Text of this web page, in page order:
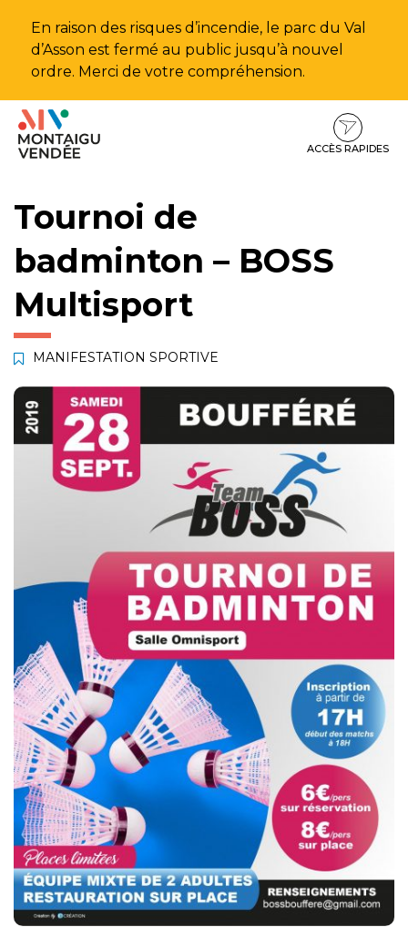
En raison des risques d’incendie, le parc du Val
d’Asson est fermé au public jusqu’à nouvel
ordre. Merci de votre compréhension.
Aller
Aller
contenu
Aller
pied
ACCÈS RAPIDES
Tournoi de
badminton – BOSS
Multisport
MANIFESTATION SPORTIVE